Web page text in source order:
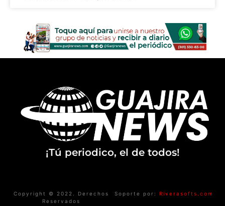
¡Tú periodico, el de todos!
Copyright © 2022. Derechos
Reservados
Soporte por: Riverasofts.com